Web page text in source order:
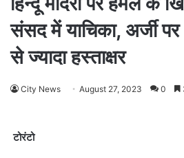
संसद में याचिका, अर्जी
से ज्यादा हस्ताक्षर
City News August 27, 2023 0
टोरंटो